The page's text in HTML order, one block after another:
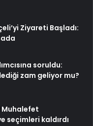
Ziyareti Başladı:
soruldu:
zam geliyor mu?
Muhalefet
seçimleri kaldırdı